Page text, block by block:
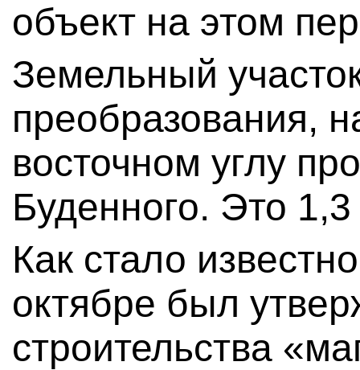
объект на этом
Земельный
преобразования,
восточном углу
Буденного. Это 1,3
Как стало
октябре был
строительства